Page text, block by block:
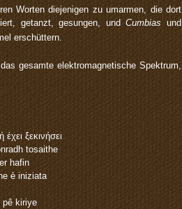
Worten diejenigen zu umarmen, die dort
getanzt, gesungen, undCumbiasund
erschüttern.
gesamte elektromagnetische Spektrum,
έχει ξεκινήσει
tosaithe
hafin
è iniziata
pê kiriye